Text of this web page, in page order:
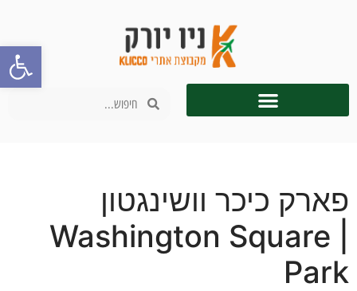
פארק כיכר וושינגטון
| Washington Square
Park
פתח